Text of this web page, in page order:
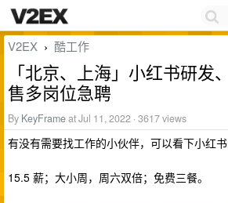
V2EX › 酷工作
「北京、上海」小红书研发
售多岗位急聘
By KeyFrameat Jul 11, 2022 · 3617 views
有没有需要找工作的小伙伴，可以看下小红
15.5 薪；大小周，周六双倍；免费三餐。